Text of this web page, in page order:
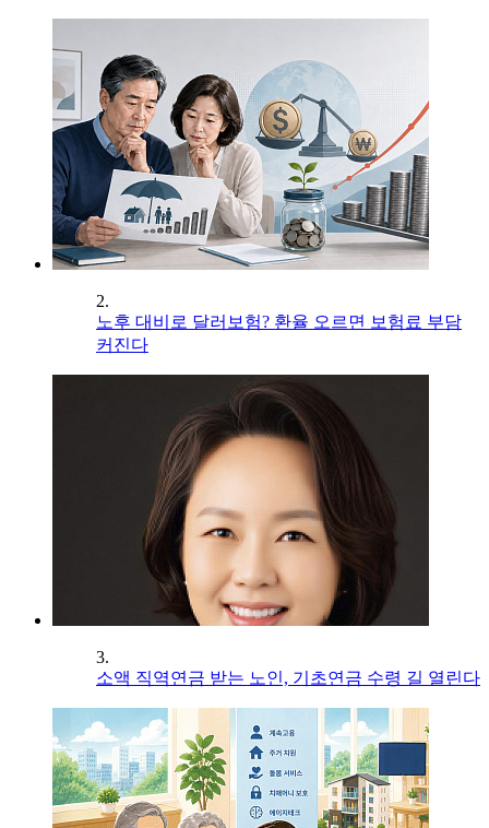
2.
노후 대비로 달러보험? 환율 오르면 보험료 부담
커진다
3.
소액 직역연금 받는 노인, 기초연금 수령 길 열린다